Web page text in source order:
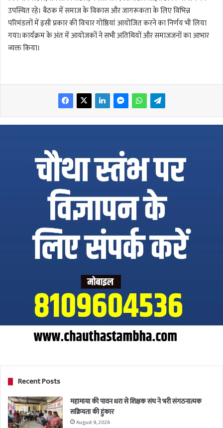
उपस्थित रहे। बैठक में समाज के विकास और जागरूकता के लिए विभिन्न
परिमंडलों में इसी प्रकार की विचार गोष्ठियां आयोजित करने का निर्णय भी लिया
गया।कार्यक्रम के अंत में आयोजकों ने सभी अतिथियों और समाजजनों का आभार
व्यक्त किया।
Recent Posts
महामाया की पावन धरा से शिक्षक संघ ने भरी संगठनात्मक
सक्रियता की हुंकार
August 9, 2026